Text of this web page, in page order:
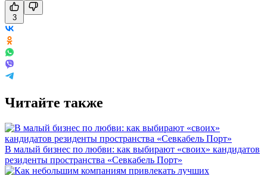
3
Читайте также
В малый бизнес по любви: как выбирают «своих» кандидатов
резиденты пространства «Севкабель Порт»